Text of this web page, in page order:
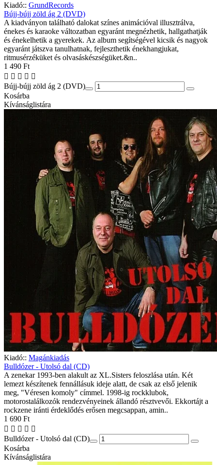
Kiadó:: GrundRecords
Bújj-bújj zöld ág 2 (DVD)
A kiadványon található dalokat színes animációval illusztrálva,
énekes és karaoke változatban egyaránt megnézhetik, hallgathatják
és énekelhetik a gyerekek. Az album segítségével kicsik és nagyok
egyaránt játszva tanulhatnak, fejleszthetik énekhangjukat,
ritmusérzéküket és olvasáskészségüket.&n..
1 490 Ft
Bújj-bújj zöld ág 2 (DVD)
Kosárba
Kívánságlistára
Kiadó:: Magánkiadás
Bulldózer - Utolsó dal (CD)
A zenekar 1993-ben alakult az XL.Sisters feloszlása után. Két
lemezt készítenek fennállásuk ideje alatt, de csak az első jelenik
meg, "Véresen komoly" címmel. 1998-ig rockklubok,
motorostalálkozók rendezvényeinek állandó résztvevői. Ekkortájt a
rockzene iránti érdeklődés erősen megcsappan, amin..
1 690 Ft
Bulldózer - Utolsó dal (CD)
Kosárba
Kívánságlistára